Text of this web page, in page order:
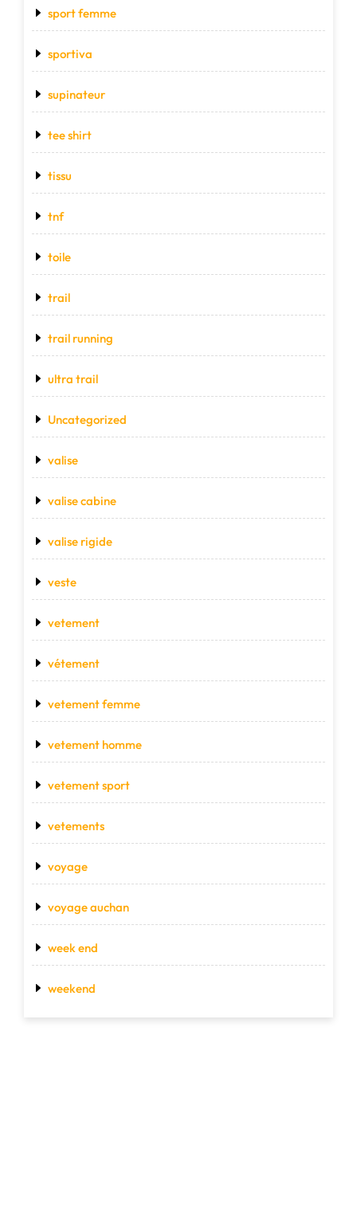
sport femme
sportiva
supinateur
tee shirt
tissu
tnf
toile
trail
trail running
ultra trail
Uncategorized
valise
valise cabine
valise rigide
veste
vetement
vétement
vetement femme
vetement homme
vetement sport
vetements
voyage
voyage auchan
week end
weekend